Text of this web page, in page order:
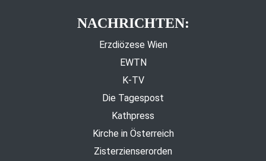
NACHRICHTEN:
Erzdiözese Wien
EWTN
K-TV
Die Tagespost
Kathpress
Kirche in Österreich
Zisterzienserorden